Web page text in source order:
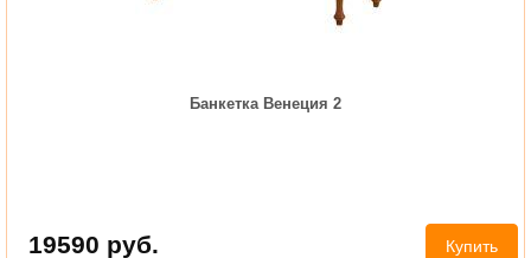
Банкетка Венеция 2
19590 руб. Купить